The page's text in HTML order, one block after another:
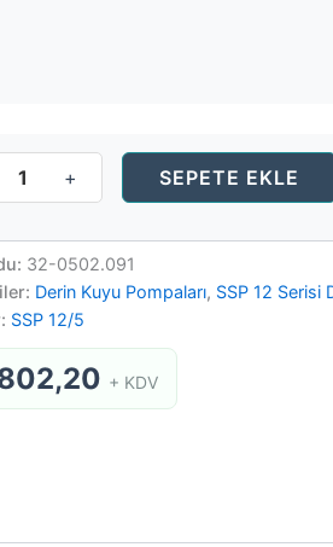
+ SEPETE EKLE
32-0502.091
Derin Kuyu Pompaları, SSP 12 Serisi
SSP 12/5
+ KDV